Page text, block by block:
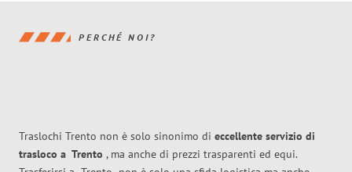
PERCHÉ NOI?
Traslochi Trento non è solo sinonimo di eccellente servizio di
trasloco a Trento , ma anche di prezzi trasparenti ed equi.